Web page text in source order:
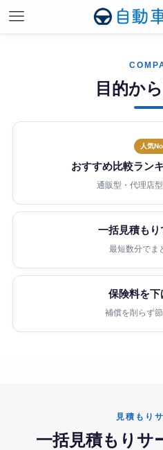
目的か
人気
おすすめ比較ラン
通販型・代理店
一括見積もり
最短数分でま
保険料を下
補償を削らず
見積もり
一括見積もりサ